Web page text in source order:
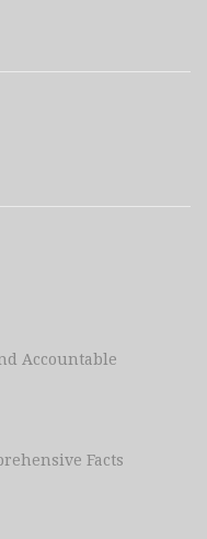
Accountable
Facts